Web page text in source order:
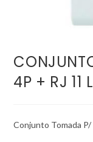
4P + RJ 11
Conjunto Tomada P/